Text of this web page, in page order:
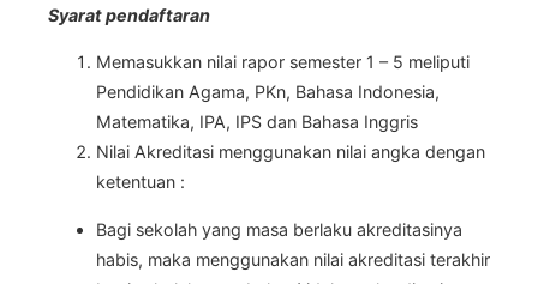
Syarat pendaftaran
Memasukkan nilai rapor semester 1 – 5 meliputi
Pendidikan Agama, PKn, Bahasa Indonesia,
Matematika, IPA, IPS dan Bahasa Inggris
Nilai Akreditasi menggunakan nilai angka dengan
ketentuan :
Bagi sekolah yang masa berlaku akreditasinya
habis, maka menggunakan nilai akreditasi terakhir